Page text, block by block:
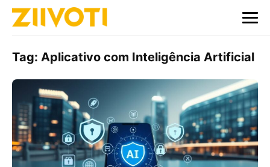
Tag: Aplicativo com Inteligência Artificial